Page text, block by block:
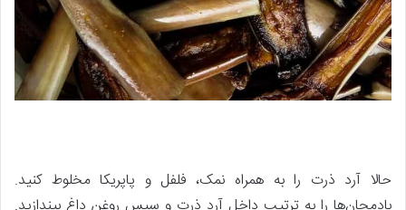
حالا آرد ذرت را به همراه نمک، فلفل و پاپریکا مخلوط کنید.